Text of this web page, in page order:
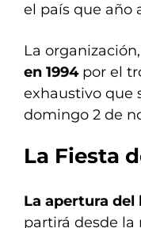
el país que año
La
en 1994 por el
exhaustivo que
domingo 2 de
La Fiesta
La apertura del
partirá desde la